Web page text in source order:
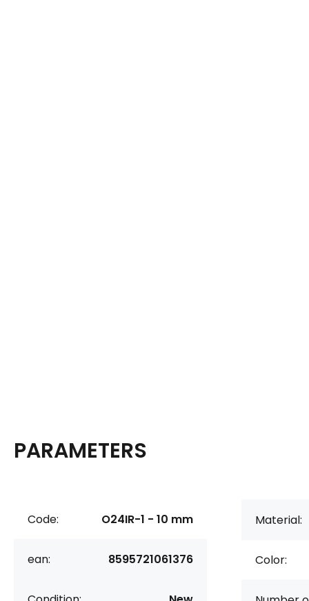
PARAMETERS
Code: O24IR-1 - 10 mm
ean: 8595721061376
Material:
Color: